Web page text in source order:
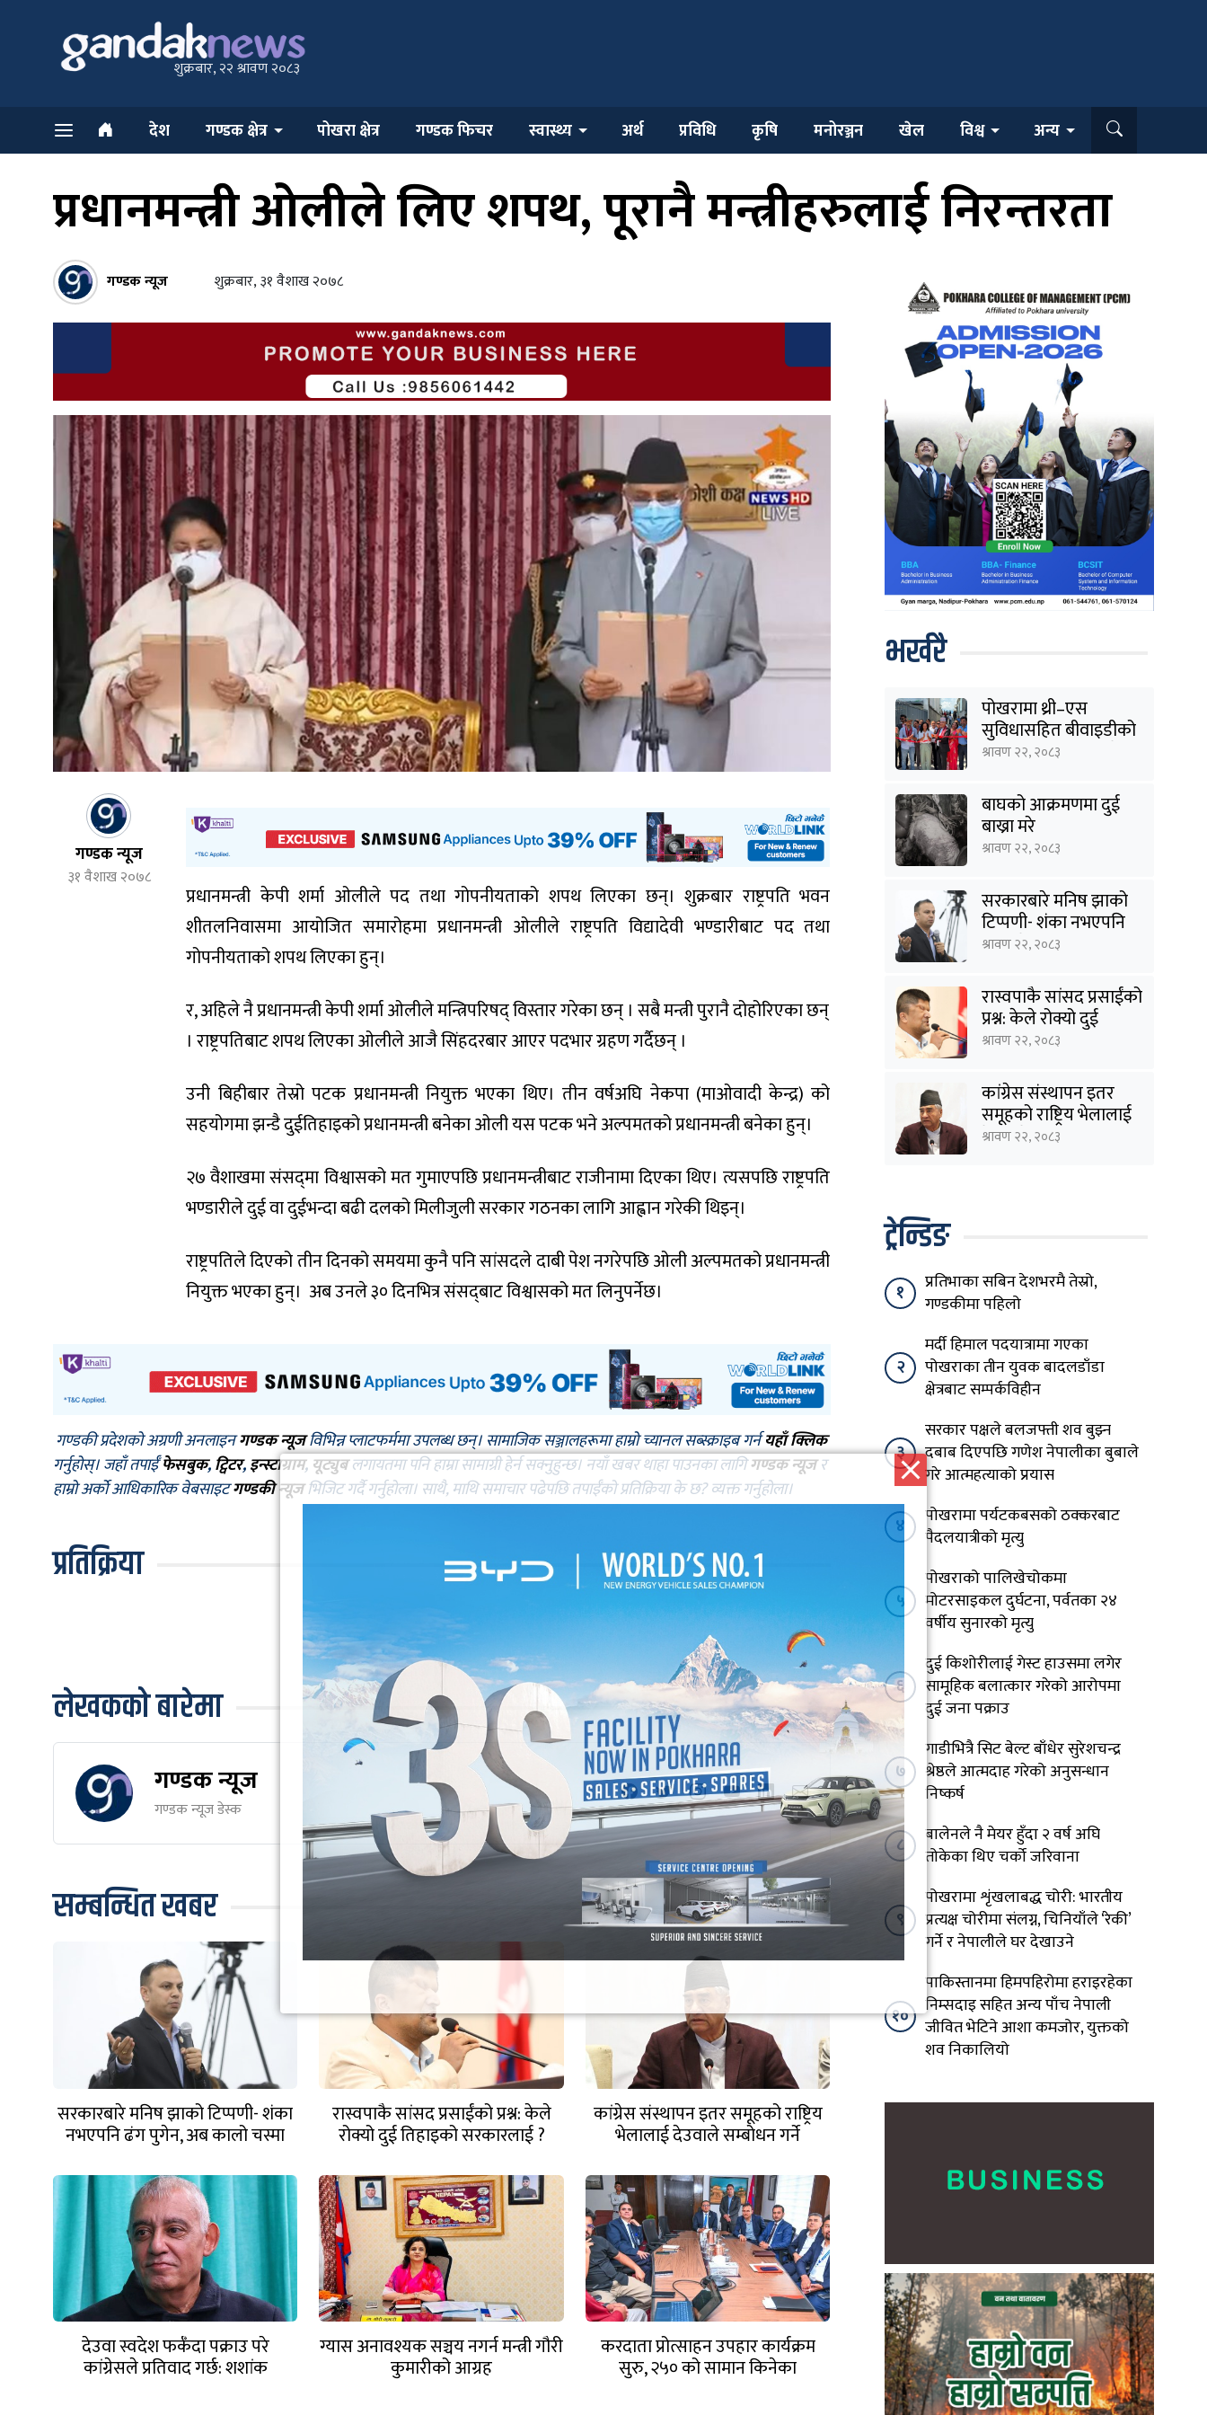
शुक्रबार, २२ श्रावण २०८३
देश गण्डक क्षेत्र पोखरा क्षेत्र गण्डक फिचर स्वास्थ्य अर्थ प्रविधि कृषि मनोरञ्जन खेल विश्व अन्य
प्रधानमन्त्री ओलीले लिए शपथ, पूरानै मन्त्रीहरुलाई निरन्तरता
गण्डक न्यूज शुक्रबार, ३१ वैशाख २०७८
गण्डक न्यूज
३१ वैशाख २०७८
प्रधानमन्त्री केपी शर्मा ओलीले पद तथा गोपनीयताको शपथ लिएका छन्। शुक्रबार राष्ट्रपति भवन
शीतलनिवासमा आयोजित समारोहमा प्रधानमन्त्री ओलीले राष्ट्रपति विद्यादेवी भण्डारीबाट पद तथा
गोपनीयताको शपथ लिएका हुन्।
र, अहिले नै प्रधानमन्त्री केपी शर्मा ओलीले मन्त्रिपरिषद् विस्तार गरेका छन् । सबै मन्त्री पुरानै दोहोरिएका छन्
। राष्ट्रपतिबाट शपथ लिएका ओलीले आजै सिंहदरबार आएर पदभार ग्रहण गर्दैछन् ।
उनी बिहीबार तेस्रो पटक प्रधानमन्त्री नियुक्त भएका थिए। तीन वर्षअघि नेकपा (माओवादी केन्द्र) को
सहयोगमा झन्डै दुईतिहाइको प्रधानमन्त्री बनेका ओली यस पटक भने अल्पमतको प्रधानमन्त्री बनेका हुन्।
२७ वैशाखमा संसद्‌मा विश्वासको मत गुमाएपछि प्रधानमन्त्रीबाट राजीनामा दिएका थिए। त्यसपछि राष्ट्रपति
भण्डारीले दुई वा दुईभन्दा बढी दलको मिलीजुली सरकार गठनका लागि आह्वान गरेकी थिइन्।
राष्ट्रपतिले दिएको तीन दिनको समयमा कुनै पनि सांसदले दाबी पेश नगरेपछि ओली अल्पमतको प्रधानमन्त्री
नियुक्त भएका हुन्। अब उनले ३० दिनभित्र संसद्‌बाट विश्वासको मत लिनुपर्नेछ।
गण्डकी प्रदेशको अग्रणी अनलाइनगण्डक न्यूजविभिन्न प्लाटफर्ममा उपलब्ध छन्। सामाजिक सञ्जालहरूमा हाम्रो च्यानल सब्स्क्राइब गर्नयहाँ क्लिक
गर्नुहोस्। जहाँ तपाईँफेसबुक,ट्विटर,इन्स्टाग्राम, यूट्युब लगायतमा पनि हाम्रा सामाग्री हेर्न सक्नुहुन्छ। नयाँ खबर थाहा पाउनका लागिगण्डक न्यूजर
हाम्रो अर्को आधिकारिक वेबसाइटगण्डकी न्यूजभिजिट गर्दै गर्नुहोला। साथै, माथि समाचार पढेपछि तपाईँको प्रतिक्रिया के छ? व्यक्त गर्नुहोला।
प्रतिक्रिया
लेखकको बारेमा
गण्डक न्यूज
गण्डक न्यूज डेस्क
सम्बन्धित खबर
सरकारबारे मनिष झाको टिप्पणी- शंका
नभएपनि ढंग पुगेन, अब कालो चस्मा
पनि हटाउनुपर्छ
रास्वपाकै सांसद प्रसाईंको प्रश्न: केले
रोक्यो दुई तिहाइको सरकारलाई ?
कांग्रेस संस्थापन इतर समूहको राष्ट्रिय
भेलालाई देउवाले सम्बोधन गर्ने
देउवा स्वदेश फर्कँदा पक्राउ परे
कांग्रेसले प्रतिवाद गर्छ: शशांक
ग्यास अनावश्यक सञ्चय नगर्न मन्त्री गौरी
कुमारीको आग्रह
करदाता प्रोत्साहन उपहार कार्यक्रम
सुरु, २५० को सामान किनेका
भर्खरै
पोखरामा थ्री–एस
सुविधासहित बीवाइडीको
आधिकारिक सर्भिस सेन्टर
श्रावण २२, २०८३
बाघको आक्रमणमा दुई
बाख्रा मरे
श्रावण २२, २०८३
सरकारबारे मनिष झाको
टिप्पणी- शंका नभएपनि
ढंग पुगेन, अब कालो चस्मा
श्रावण २२, २०८३
रास्वपाकै सांसद प्रसाईंको
प्रश्न: केले रोक्यो दुई
तिहाइको सरकारलाई ?
श्रावण २२, २०८३
कांग्रेस संस्थापन इतर
समूहको राष्ट्रिय भेलालाई
देउवाले सम्बोधन गर्ने
श्रावण २२, २०८३
ट्रेन्डिङ
१
प्रतिभाका सबिन देशभरमै तेस्रो,
गण्डकीमा पहिलो
२
मर्दी हिमाल पदयात्रामा गएका
पोखराका तीन युवक बादलडाँडा
क्षेत्रबाट सम्पर्कविहीन
३
सरकार पक्षले बलजफ्ती शव बुझ्न
दबाब दिएपछि गणेश नेपालीका बुबाले
गरे आत्महत्याको प्रयास
४
पोखरामा पर्यटकबसको ठक्करबाट
पैदलयात्रीको मृत्यु
५
पोखराको पालिखेचोकमा
मोटरसाइकल दुर्घटना, पर्वतका २४
वर्षीय सुनारको मृत्यु
६
दुई किशोरीलाई गेस्ट हाउसमा लगेर
सामूहिक बलात्कार गरेको आरोपमा
दुई जना पक्राउ
७
गाडीभित्रै सिट बेल्ट बाँधेर सुरेशचन्द्र
श्रेष्ठले आत्मदाह गरेको अनुसन्धान
निष्कर्ष
८
बालेनले नै मेयर हुँदा २ वर्ष अघि
तोकेका थिए चर्को जरिवाना
९
पोखरामा शृंखलाबद्ध चोरी: भारतीय
प्रत्यक्ष चोरीमा संलग्न, चिनियाँले ‘रेकी’
गर्ने र नेपालीले घर देखाउने
१०
पाकिस्तानमा हिमपहिरोमा हराइरहेका
निम्सदाइ सहित अन्य पाँच नेपाली
जीवित भेटिने आशा कमजोर, युक्तको
शव निकालियो